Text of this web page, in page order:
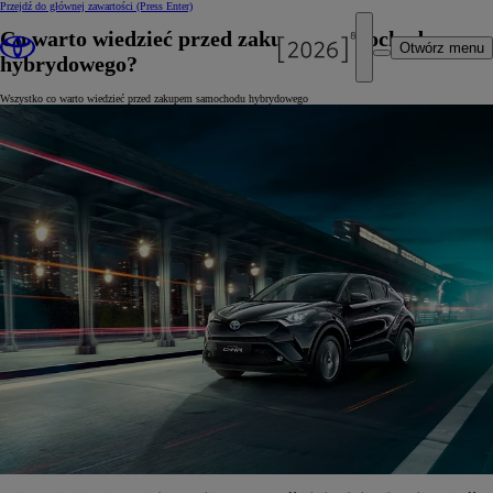
Przejdź do głównej zawartości (Press Enter)
Otwórz menu
Co warto wiedzieć przed zakupem samochodu
hybrydowego?
Wszystko co warto wiedzieć przed zakupem samochodu hybrydowego